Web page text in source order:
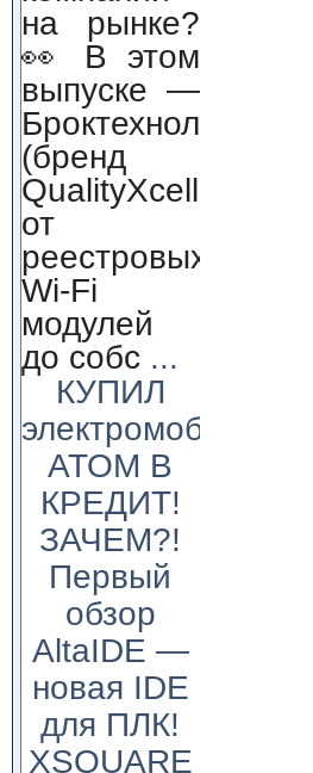
на рынке?
👀 В этом
выпуске —
Броктехнолоджи
(бренд
QualityXcellence):
от
реестровых
Wi-Fi
модулей
до собс ...
КУПИЛ
электромобиль
АТОМ В
КРЕДИТ!
ЗАЧЕМ?!
Первый
обзор
AltaIDE —
новая IDE
для ПЛК!
XSQUARE